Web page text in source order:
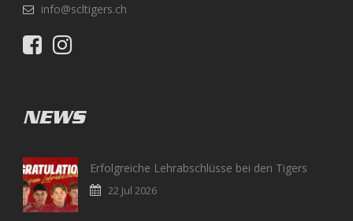
info@scltigers.ch
NEWS
Erfolgreiche Lehrabschlüsse bei den Tigers
22 Jul 2026